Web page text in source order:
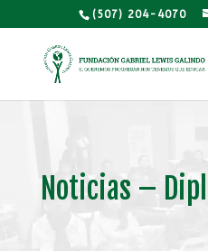
(507) 204-4070
Noticias –